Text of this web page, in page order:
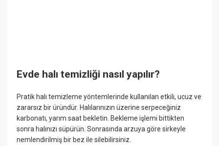
Evde halı temizliği nasıl yapılır?
Pratik halı temizleme yöntemlerinde kullanılan etkili, ucuz ve
zararsız bir üründür. Halılarınızın üzerine serpeceğiniz
karbonatı, yarım saat bekletin. Bekleme işlemi bittikten
sonra halınızı süpürün. Sonrasında arzuya göre sirkeyle
nemlendirilmiş bir bez ile silebilirsiniz.